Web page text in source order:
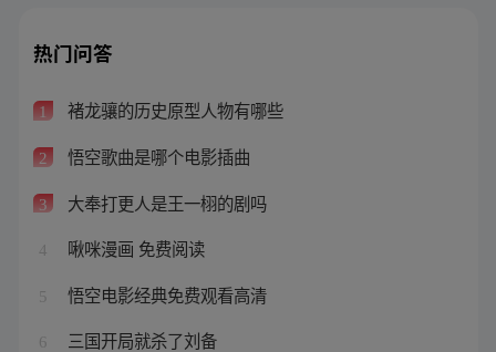
热门问答
1 褚龙骧的历史原型人物有哪些
2 悟空歌曲是哪个电影插曲
3 大奉打更人是王一栩的剧吗
4 啾咪漫画 免费阅读
5 悟空电影经典免费观看高清
6 三国开局就杀了刘备